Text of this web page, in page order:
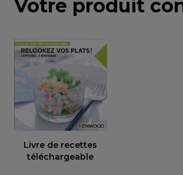
Votre produit
Livre de recettes
téléchargeable